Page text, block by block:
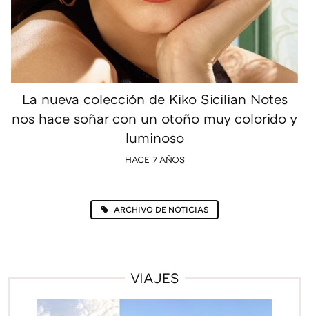
La nueva colección de Kiko Sicilian Notes
nos hace soñar con un otoño muy colorido y
luminoso
HACE 7 AÑOS
ARCHIVO DE NOTICIAS
VIAJES